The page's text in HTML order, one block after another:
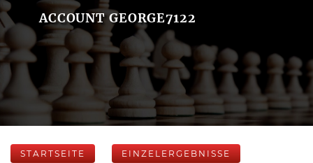
ACCOUNT GEORGE7122
STARTSEITE EINZELERGEBNISSE